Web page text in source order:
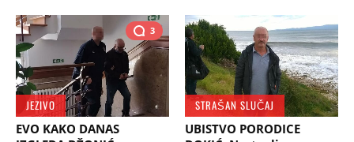
3
JEZIVO
EVO KAKO DANAS
STRAŠAN SLUČAJ
UBISTVO PORODICE